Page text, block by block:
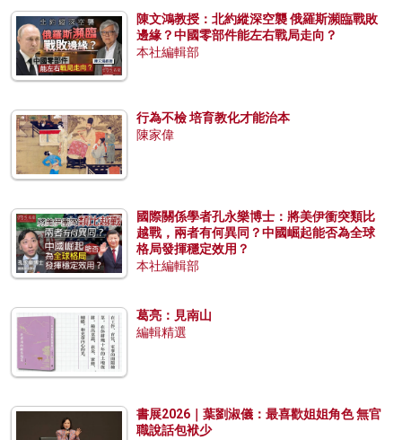
陳文鴻教授：北約縱深空襲 俄羅斯瀕臨戰敗
邊緣？中國零部件能左右戰局走向？
本社編輯部
行為不檢 培育教化才能治本
陳家偉
國際關係學者孔永樂博士：將美伊衝突類比
越戰，兩者有何異同？中國崛起能否為全球
格局發揮穩定效用？
本社編輯部
葛亮：見南山
編輯精選
書展2026｜葉劉淑儀：最喜歡姐姐角色 無官
職說話包袱少